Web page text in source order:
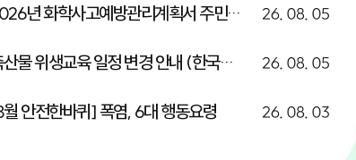
2026년 화학사고예방관리계획서 주민고지(한화솔루션(주)울산2공장) 26. 08. 05
축산물 위생교육 일정 변경 안내 (한국식품안전관리인증원 교육) 26. 08. 05
안전한바퀴] 폭염, 6대 행동요령 26. 08. 03